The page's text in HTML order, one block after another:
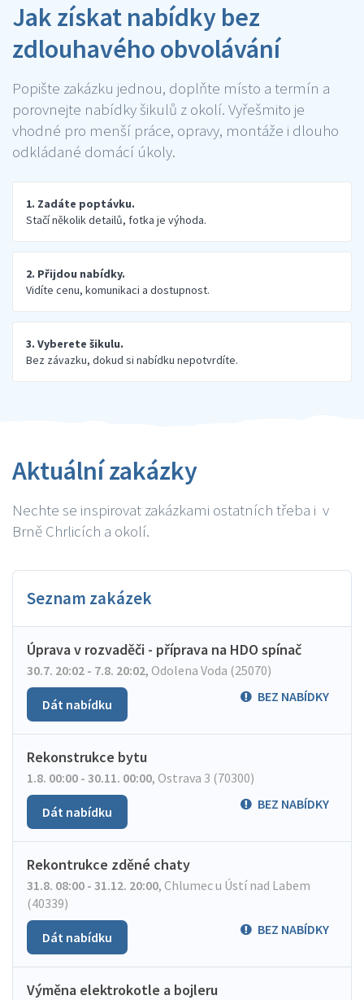
Jak získat nabídky bez
zdlouhavého obvolávání
Popište zakázku jednou, doplňte místo a termín a
porovnejte nabídky šikulů z okolí. Vyřešmito je
vhodné pro menší práce, opravy, montáže i dlouho
odkládané domácí úkoly.
1. Zadáte poptávku.
Stačí několik detailů, fotka je výhoda.
2. Přijdou nabídky.
Vidíte cenu, komunikaci a dostupnost.
3. Vyberete šikulu.
Bez závazku, dokud si nabídku nepotvrdíte.
Aktuální zakázky
Nechte se inspirovat zakázkami ostatních třeba i v
Brně Chrlicích a okolí.
Seznam zakázek
Úprava v rozvaděči - příprava na HDO spínač
30.7. 20:02 - 7.8. 20:02, Odolena Voda (25070)
BEZ NABÍDKY
Dát nabídku
Rekonstrukce bytu
1.8. 00:00 - 30.11. 00:00, Ostrava 3 (70300)
BEZ NABÍDKY
Dát nabídku
Rekontrukce zděné chaty
31.8. 08:00 - 31.12. 20:00, Chlumec u Ústí nad Labem
(40339)
BEZ NABÍDKY
Dát nabídku
Výměna elektrokotle a bojleru